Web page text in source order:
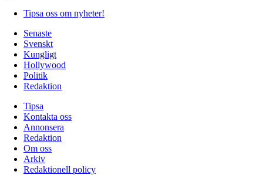
Tipsa oss om nyheter!
Senaste
Svenskt
Kungligt
Hollywood
Politik
Redaktion
Tipsa
Kontakta oss
Annonsera
Redaktion
Om oss
Arkiv
Redaktionell policy